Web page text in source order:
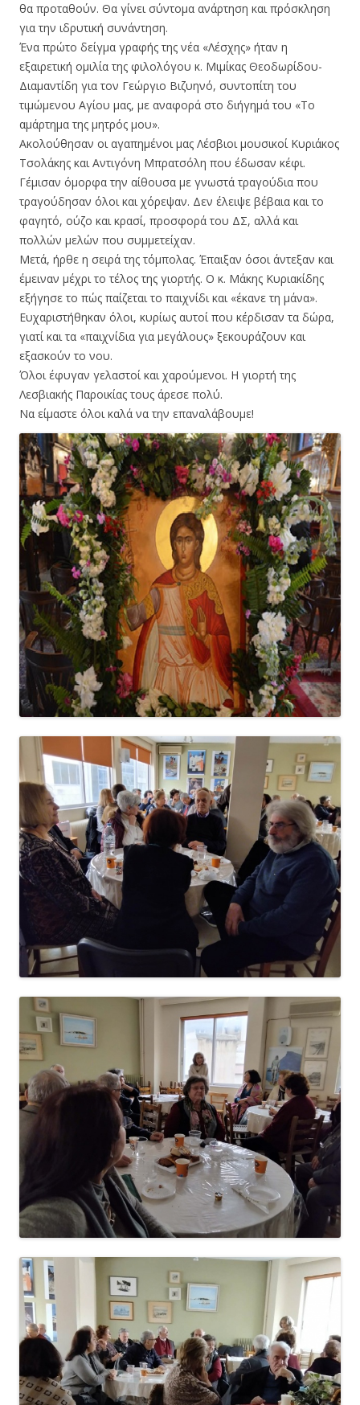
θα προταθούν. Θα γίνει σύντομα ανάρτηση και πρόσκληση
για την ιδρυτική συνάντηση.
Ένα πρώτο δείγμα γραφής της νέα «Λέσχης» ήταν η
εξαιρετική ομιλία της φιλολόγου κ. Μιμίκας Θεοδωρίδου-
Διαμαντίδη για τον Γεώργιο Βιζυηνό, συντοπίτη του
τιμώμενου Αγίου μας, με αναφορά στο διήγημά του «Το
αμάρτημα της μητρός μου».
Ακολούθησαν οι αγαπημένοι μας Λέσβιοι μουσικοί Κυριάκος
Τσολάκης και Αντιγόνη Μπρατσόλη που έδωσαν κέφι.
Γέμισαν όμορφα την αίθουσα με γνωστά τραγούδια που
τραγούδησαν όλοι και χόρεψαν. Δεν έλειψε βέβαια και το
φαγητό, ούζο και κρασί, προσφορά του ΔΣ, αλλά και
πολλών μελών που συμμετείχαν.
Μετά, ήρθε η σειρά της τόμπολας. Έπαιξαν όσοι άντεξαν και
έμειναν μέχρι το τέλος της γιορτής. Ο κ. Μάκης Κυριακίδης
εξήγησε το πώς παίζεται το παιχνίδι και «έκανε τη μάνα».
Ευχαριστήθηκαν όλοι, κυρίως αυτοί που κέρδισαν τα δώρα,
γιατί και τα «παιχνίδια για μεγάλους» ξεκουράζουν και
εξασκούν το νου.
Όλοι έφυγαν γελαστοί και χαρούμενοι. Η γιορτή της
Λεσβιακής Παροικίας τους άρεσε πολύ.
Να είμαστε όλοι καλά να την επαναλάβουμε!